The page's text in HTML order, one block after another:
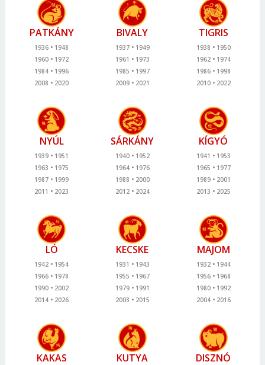
PATKÁNY
1936
1948
1960
1972
1984
1996
2008
2020
BIVALY
1937
1949
1961
1973
1985
1997
2009
2021
TIGRIS
1938
1950
1962
1974
1986
1998
2010
2022
NYÚL
1939
1951
1963
1975
1987
1999
2011
2023
SÁRKÁNY
1940
1952
1964
1976
1988
2000
2012
2024
KÍGYÓ
1941
1953
1965
1977
1989
2001
2013
2025
LÓ
1942
1954
1966
1978
1990
2002
2014
2026
KECSKE
1931
1943
1955
1967
1979
1991
2003
2015
MAJOM
1932
1944
1956
1968
1980
1992
2004
2016
KAKAS KUTYA DISZNÓ